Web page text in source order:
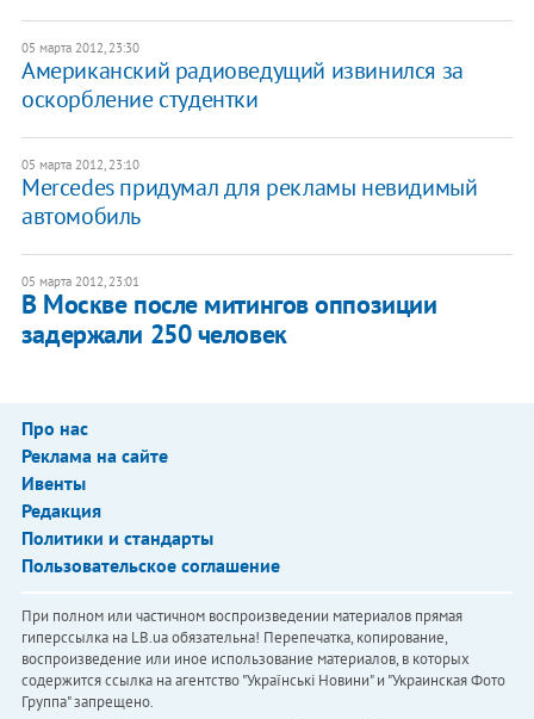
05 марта 2012, 23:30
Американский радиоведущий извинился за
оскорбление студентки
05 марта 2012, 23:10
Mercedes придумал для рекламы невидимый
автомобиль
05 марта 2012, 23:01
В Москве после митингов оппозиции
задержали 250 человек
Про нас
Реклама на сайте
Ивенты
Редакция
Политики и стандарты
Пользовательское соглашение
При полном или частичном воспроизведении материалов прямая
гиперссылка на LB.ua обязательна! Перепечатка, копирование,
воспроизведение или иное использование материалов, в которых
содержится ссылка на агентство "Українськi Новини" и "Украинская Фото
Группа" запрещено.